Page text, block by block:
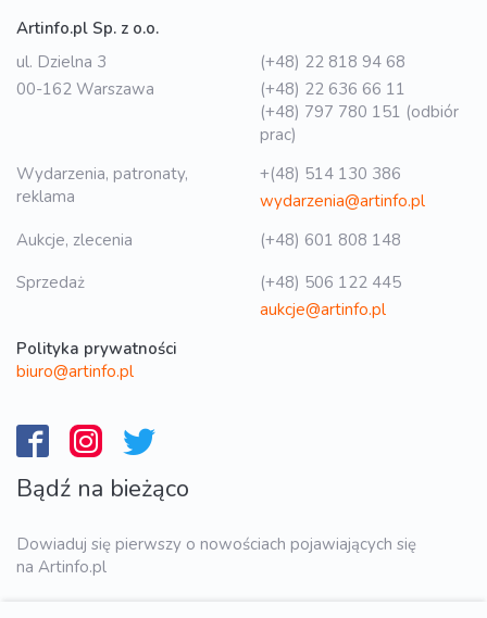
Artinfo.pl Sp. z o.o.
ul. Dzielna 3
00-162 Warszawa
(+48) 22 818 94 68
(+48) 22 636 66 11
(+48) 797 780 151 (odbiór
prac)
Wydarzenia, patronaty,
reklama
+(48) 514 130 386
wydarzenia@artinfo.pl
Aukcje, zlecenia
(+48) 601 808 148
Sprzedaż
(+48) 506 122 445
aukcje@artinfo.pl
Polityka prywatności
biuro@artinfo.pl
Bądź na bieżąco
Dowiaduj się pierwszy o nowościach pojawiających się
na Artinfo.pl